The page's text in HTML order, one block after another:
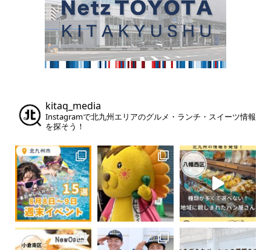
kitaq_media
Instagramで北九州エリアのグルメ・ランチ・スイーツ情報
を探そう！